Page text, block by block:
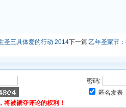
圣三具体爱的行动 2014下一篇:乙年圣家节
密码:
匿名发表
将被褫夺评论的权利！